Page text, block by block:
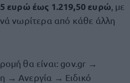
ευρώ έως 1.219,50 ευρώ , με
νωρίτερα από κάθε άλλη
θα είναι: gov.gr →
→ Ανεργία → Ειδικό